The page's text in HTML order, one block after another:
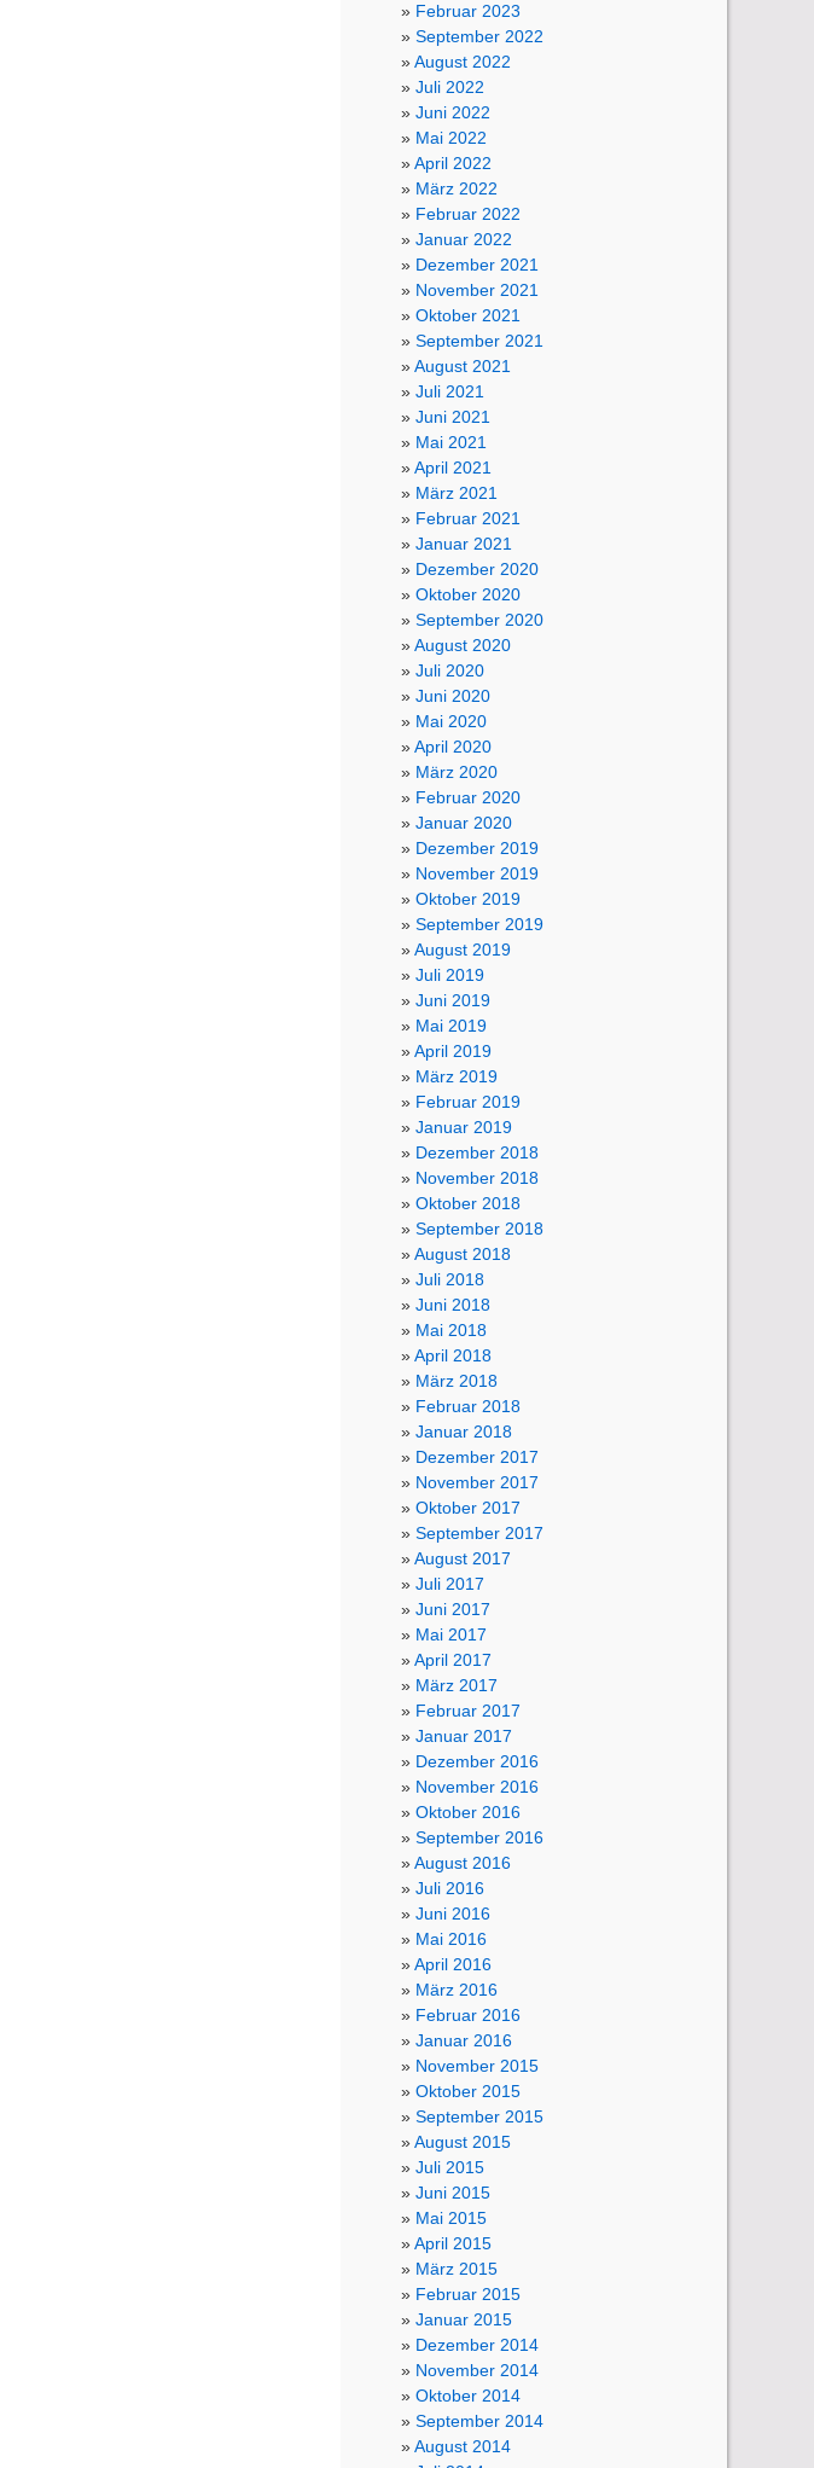
Februar 2023
September 2022
August 2022
Juli 2022
Juni 2022
Mai 2022
April 2022
März 2022
Februar 2022
Januar 2022
Dezember 2021
November 2021
Oktober 2021
September 2021
August 2021
Juli 2021
Juni 2021
Mai 2021
April 2021
März 2021
Februar 2021
Januar 2021
Dezember 2020
Oktober 2020
September 2020
August 2020
Juli 2020
Juni 2020
Mai 2020
April 2020
März 2020
Februar 2020
Januar 2020
Dezember 2019
November 2019
Oktober 2019
September 2019
August 2019
Juli 2019
Juni 2019
Mai 2019
April 2019
März 2019
Februar 2019
Januar 2019
Dezember 2018
November 2018
Oktober 2018
September 2018
August 2018
Juli 2018
Juni 2018
Mai 2018
April 2018
März 2018
Februar 2018
Januar 2018
Dezember 2017
November 2017
Oktober 2017
September 2017
August 2017
Juli 2017
Juni 2017
Mai 2017
April 2017
März 2017
Februar 2017
Januar 2017
Dezember 2016
November 2016
Oktober 2016
September 2016
August 2016
Juli 2016
Juni 2016
Mai 2016
April 2016
März 2016
Februar 2016
Januar 2016
November 2015
Oktober 2015
September 2015
August 2015
Juli 2015
Juni 2015
Mai 2015
April 2015
März 2015
Februar 2015
Januar 2015
Dezember 2014
November 2014
Oktober 2014
September 2014
August 2014